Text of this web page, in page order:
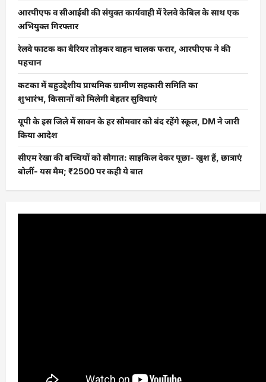
आरपीएफ व सीआईबी की संयुक्त कार्यवाही में रेलवे केबिल के साथ एक
अभियुक्त गिरफ्तार
रेलवे फाटक का बैरियर तोड़कर वाहन चालक फरार, आरपीएफ ने की
पहचान
कटका में बहुउद्देशीय प्राथमिक ग्रामीण सहकारी समिति का
शुभारंभ, किसानों को मिलेगी बेहतर सुविधाएं
यूपी के इस जिले में सावन के हर सोमवार को बंद रहेंगे स्कूल, DM ने जारी
किया आदेश
सीएम रेखा की बच्चियों को सौगात: साइकिल देकर पूछा- खुश हैं, छात्राएं
बोलीं- यस मैम; ₹2500 पर कही ये बात